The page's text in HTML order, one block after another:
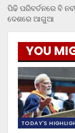
ପିଢି ପରିବର୍ତନରେ ବି
ଦେଶରେ ଆଗୁଆ
YOU
TODAY'S